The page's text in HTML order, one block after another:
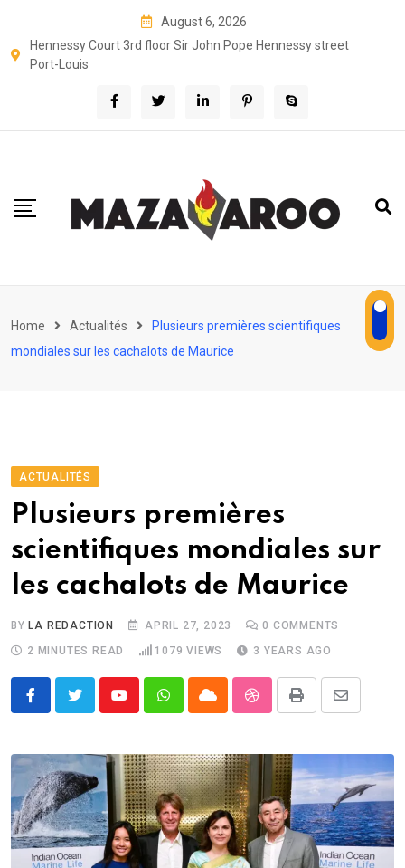
content
August 6, 2026
Hennessy Court 3rd floor Sir John Pope Hennessy street
Port-Louis
Home Actualités
Plusieurs premières scientifiques
mondiales sur les cachalots de Maurice
ACTUALITÉS
Plusieurs premières
scientifiques mondiales sur
les cachalots de Maurice
BYLA REDACTION APRIL 27, 2023 0 COMMENTS
2 MINUTES READ
1079 VIEWS 3 YEARS AGO
YoutubeWhatsappCloud StumbleUpon
Print
Share
Email